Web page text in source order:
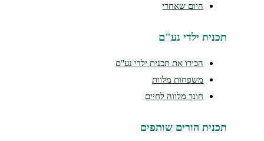
היום שאחרי
ילדי נע"ם
הכירו את תכנית ילדי נע"ם
משפחות מלוות
חונך מלווה לחיים
הורים שותפים